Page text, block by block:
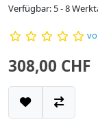
Verfügbar: 5 - 8
308,00 CHF